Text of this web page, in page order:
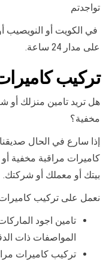
تواجدتم
في الكويت أو النويصيب
على مدار 24 ساعة.
تركيب
هل تريد تامين منزلك أو
مخفية؟
إذا سارع في الحال
كاميرات مراقبة مخفية
بيتك أو معملك أو شركتك.
نعمل على تركيب
تامين اجود
المواصفات ذات
تركيب كاميرات